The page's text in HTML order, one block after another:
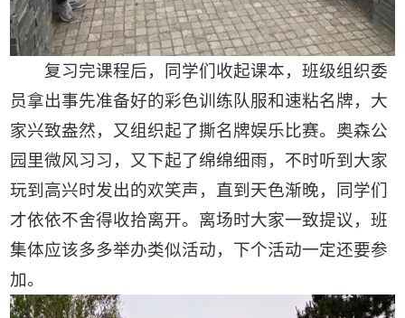
复习完课程后，同学们收起课本，班级组织委
员拿出事先准备好的彩色训练队服和速粘名牌，大
家兴致盎然，又组织起了撕名牌娱乐比赛。奥森公
园里微风习习，又下起了绵绵细雨，不时听到大家
玩到高兴时发出的欢笑声，直到天色渐晚，同学们
才依依不舍得收拾离开。离场时大家一致提议，班
集体应该多多举办类似活动，下个活动一定还要参
加。